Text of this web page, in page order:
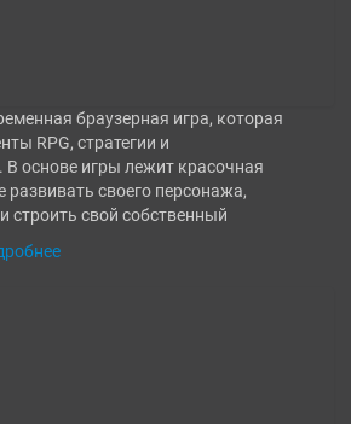
браузерная игра, которая
RPG, стратегии и
основе игры лежит красочная
развивать своего персонажа,
строить свой собственный